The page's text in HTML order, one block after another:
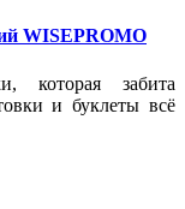
WISEPROMO
которая забита
и буклеты всё